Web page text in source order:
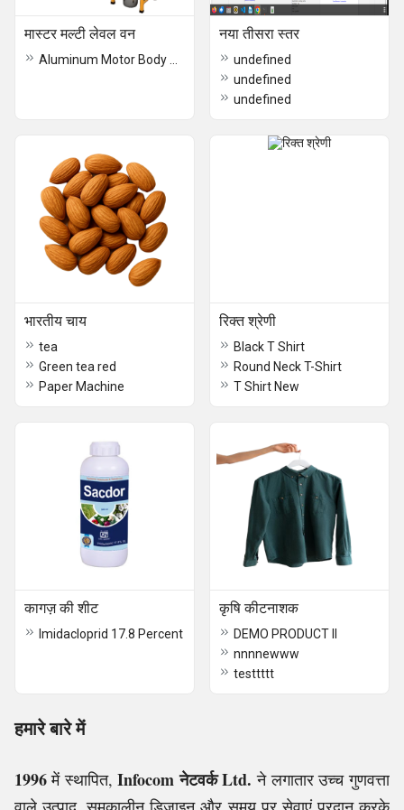
मास्टर मल्टी लेवल वन नया तीसरा स्तर
undefined
undefined
undefined
भारतीय चाय
tea
Green tea red
Paper Machine
रिक्त श्रेणी
Black T Shirt
Round Neck T-Shirt
T Shirt New
कागज़ की शीट
Imidacloprid 17.8 Percent
कृषि कीटनाशक
DEMO PRODUCT II
nnnnewww
testtttt
हमारे बारे में
1996में स्थापित, Infocom नेटवर्क Ltd. ने लगातार उच्च गुणवत्ता